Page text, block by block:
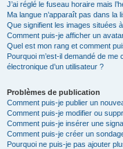
J’ai réglé le fuseau horaire mais
Ma langue n’apparaît pas dans la
Que signifient les images situées
Comment puis-je afficher un
Quel est mon rang et comment
Pourquoi m’est-il demandé de
électronique d’un utilisateur ?
Problèmes de publication
Comment puis-je publier un
Comment puis-je modifier ou
Comment puis-je insérer une
Comment puis-je créer un
Pourquoi ne puis-je pas ajouter